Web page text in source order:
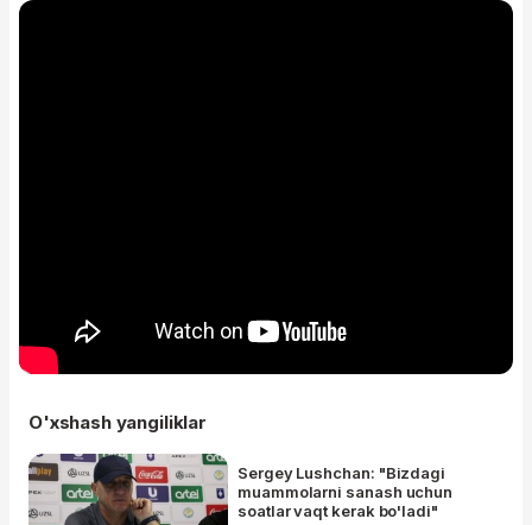
O'xshash yangiliklar
Sergey Lushchan: "Bizdagi
muammolarni sanash uchun
soatlar vaqt kerak bo'ladi"